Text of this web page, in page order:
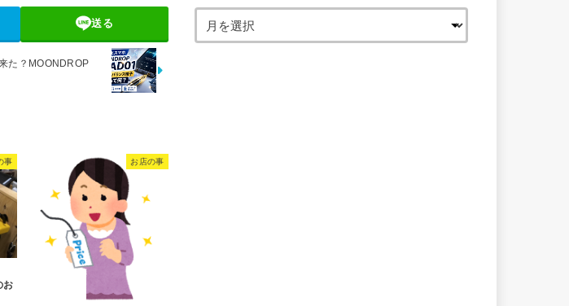
送る
た？MOONDROP
事
お
お店の事